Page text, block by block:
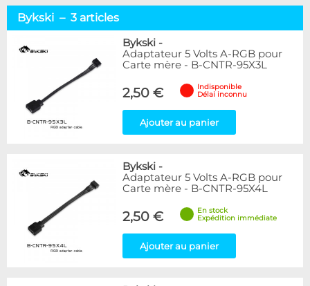
Bykski – 3 articles
Bykski -
Adaptateur 5 Volts A-RGB pour
Carte mère - B-CNTR-95X3L
2,50 €
Indisponible
Délai inconnu
Ajouter au panier
Bykski -
Adaptateur 5 Volts A-RGB pour
Carte mère - B-CNTR-95X4L
2,50 €
En stock
Expédition immédiate
Ajouter au panier